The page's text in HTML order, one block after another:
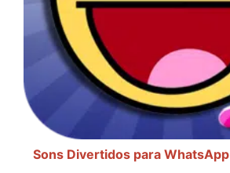
Sons Divertidos para WhatsApp